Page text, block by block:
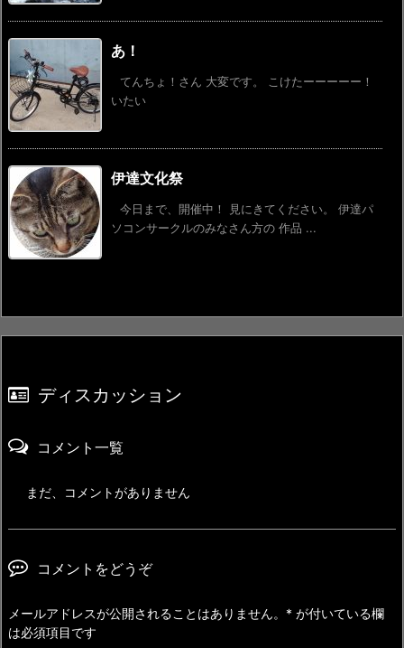
あ！
てんちょ！さん 大変です。 こけたーーーーー！
いたい
伊達文化祭
今日まで、開催中！ 見にきてください。 伊達パ
ソコンサークルのみなさん方の 作品 ...
ディスカッション
コメント一覧
まだ、コメントがありません
コメントをどうぞ
メールアドレスが公開されることはありません。 * が付いている欄
は必須項目です